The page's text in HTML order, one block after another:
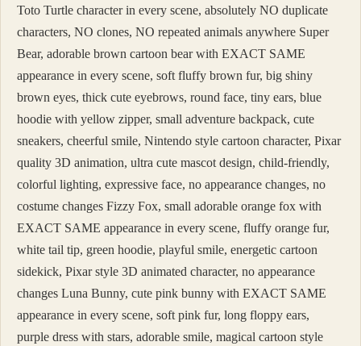
Toto Turtle character in every scene, absolutely NO duplicate
characters, NO clones, NO repeated animals anywhere Super
Bear, adorable brown cartoon bear with EXACT SAME
appearance in every scene, soft fluffy brown fur, big shiny
brown eyes, thick cute eyebrows, round face, tiny ears, blue
hoodie with yellow zipper, small adventure backpack, cute
sneakers, cheerful smile, Nintendo style cartoon character, Pixar
quality 3D animation, ultra cute mascot design, child-friendly,
colorful lighting, expressive face, no appearance changes, no
costume changes Fizzy Fox, small adorable orange fox with
EXACT SAME appearance in every scene, fluffy orange fur,
white tail tip, green hoodie, playful smile, energetic cartoon
sidekick, Pixar style 3D animated character, no appearance
changes Luna Bunny, cute pink bunny with EXACT SAME
appearance in every scene, soft pink fur, long floppy ears,
purple dress with stars, adorable smile, magical cartoon style